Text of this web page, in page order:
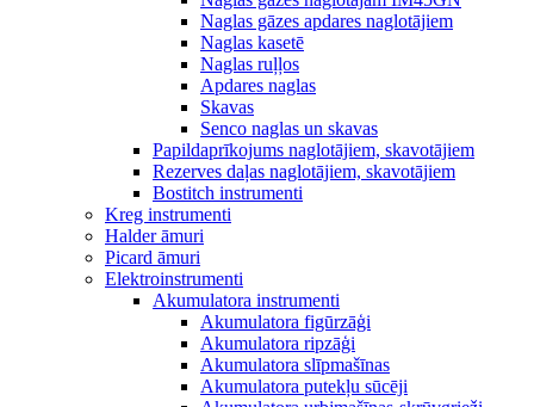
Naglas gāzes apdares naglotājiem
Naglas kasetē
Naglas ruļļos
Apdares naglas
Skavas
Senco naglas un skavas
Papildaprīkojums naglotājiem, skavotājiem
Rezerves daļas naglotājiem, skavotājiem
Bostitch instrumenti
Kreg instrumenti
Halder āmuri
Picard āmuri
Elektroinstrumenti
Akumulatora instrumenti
Akumulatora figūrzāģi
Akumulatora ripzāģi
Akumulatora slīpmašīnas
Akumulatora putekļu sūcēji